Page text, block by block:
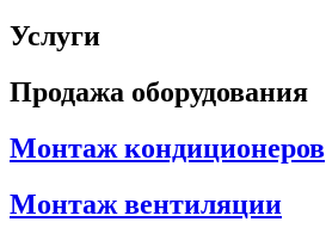
Услуги
Продажа оборудования
Монтаж кондиционеров
Монтаж вентиляции